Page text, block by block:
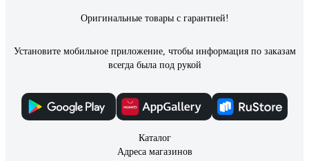
Оригинальные товары с гарантией!
Установите мобильное приложение, чтобы информация по заказам
всегда была под рукой
Каталог
Адреса магазинов